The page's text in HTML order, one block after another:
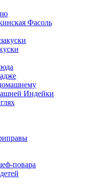
Фасоль
Индейки
повара